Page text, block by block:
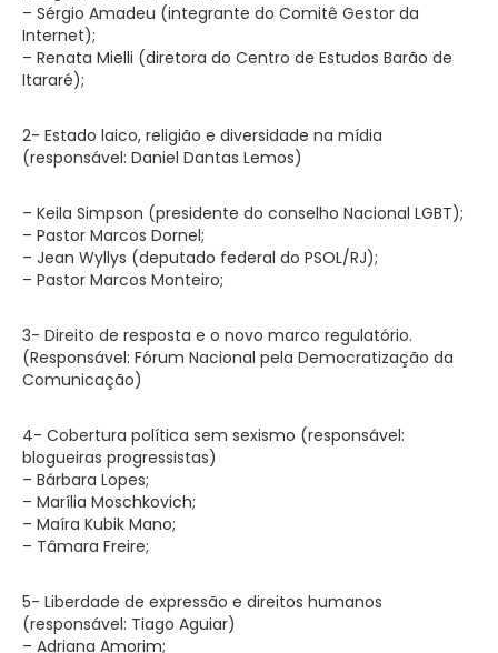
– Sérgio Amadeu (integrante do Comitê Gestor da
Internet);
– Renata Mielli (diretora do Centro de Estudos Barão de
Itararé);
2- Estado laico, religião e diversidade na mídia
(responsável: Daniel Dantas Lemos)
– Keila Simpson (presidente do conselho Nacional LGBT);
– Pastor Marcos Dornel;
– Jean Wyllys (deputado federal do PSOL/RJ);
– Pastor Marcos Monteiro;
3- Direito de resposta e o novo marco regulatório.
(Responsável: Fórum Nacional pela Democratização da
Comunicação)
4- Cobertura política sem sexismo (responsável:
blogueiras progressistas)
– Bárbara Lopes;
– Marília Moschkovich;
– Maíra Kubik Mano;
– Tâmara Freire;
5- Liberdade de expressão e direitos humanos
(responsável: Tiago Aguiar)
– Adriana Amorim;